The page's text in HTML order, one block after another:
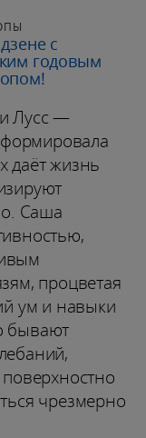
с
годовым
Лусс —
даёт жизнь
Саша
процветая
ум и навыки
бывают
чрезмерно